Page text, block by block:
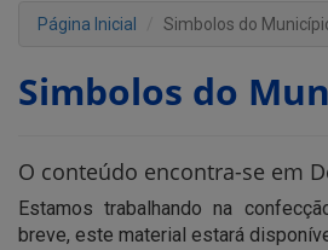
Página Inicial Simbolos do
Simbolos do
O conteúdo encontra-se em
Estamos trabalhando na
breve, este material estará